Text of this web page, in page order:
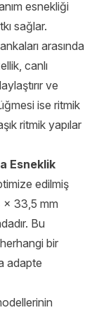
esnekliği
sağlar.
arasında
canlı
ve
ise ritmik
ritmik yapılar
Esneklik
edilmiş
× 33,5 mm
Bu
bir
adapte